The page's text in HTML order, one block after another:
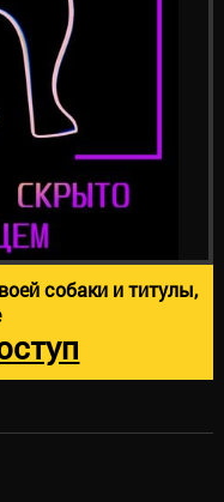
собаки и титулы,